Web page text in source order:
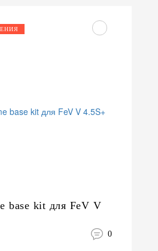
base kit для FeV V
0